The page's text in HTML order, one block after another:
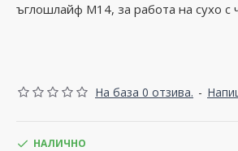
ъглошлайф M14, за работа на сухо с
На база 0 отзива. -
НАЛИЧНО